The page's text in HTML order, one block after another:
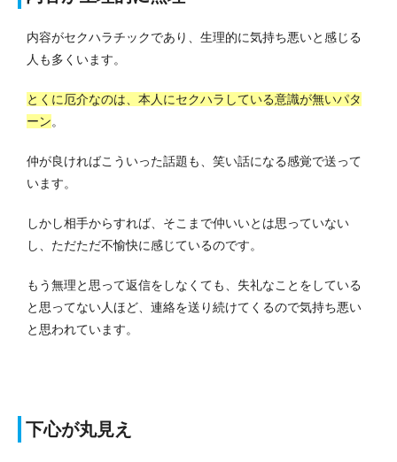
内容がセクハラチックであり、生理的に気持ち悪いと感じる
人も多くいます。
とくに厄介なのは、本人にセクハラしている意識が無いパタ
ーン。
仲が良ければこういった話題も、笑い話になる感覚で送って
います。
しかし相手からすれば、そこまで仲いいとは思っていない
し、ただただ不愉快に感じているのです。
もう無理と思って返信をしなくても、失礼なことをしている
と思ってない人ほど、連絡を送り続けてくるので気持ち悪い
と思われています。
下心が丸見え